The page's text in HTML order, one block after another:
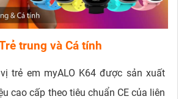
trung và Cá tính
trẻ em myALO K64 được sản xuất
cao cấp theo tiêu chuẩn CE của liên